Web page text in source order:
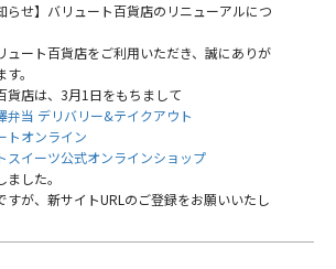
らせ】バリュート百貨店のリニューアルにつ
ュート百貨店をご利用いただき、誠にありが
。
貨店は、3月1日をもちまして
弁当 デリバリー&テイクアウト
トオンライン
スイーツ公式オンラインショップ
した。
すが、新サイトURLのご登録をお願いいたし